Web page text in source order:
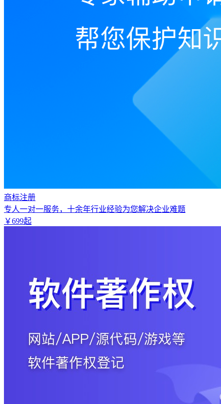
商标注册
专人一对一服务，十余年行业经验为您解决企业难题
￥699起